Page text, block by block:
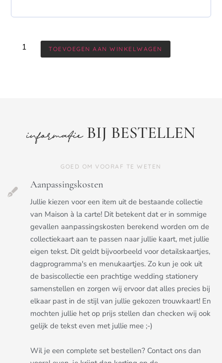
TOEVOEGEN AAN WINKELWAGEN
informatieBIJ BESTELLEN
GOED OM VOORAF TE WETEN
Aanpassingskosten
Jullie kiezen voor een item uit de bestaande collectie
van Maison à la carte! Dit betekent dat er in sommige
gevallen aanpassingskosten berekend worden om de
collectiekaart aan te passen naar jullie kaart, met jullie
eigen tekst. Dit geldt bijvoorbeeld voor detailskaartjes,
dagprogramma's en menukaartjes. Zo kun je ook uit
de basiscollectie een prachtige wedding stationery
samenstellen en zorgen wij ervoor dat alles precies bij
elkaar past in de stijl van jullie gekozen trouwkaart! En
mochten jullie het op prijs stellen dan checken wij ook
gelijk de tekst even met jullie mee ;-)
Wil je een complete set bestellen? Contact ons dan